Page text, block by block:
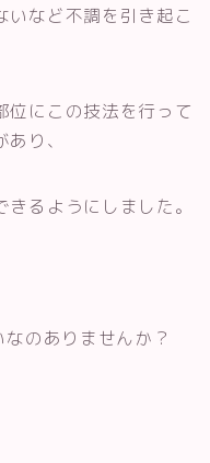
いなど不調を引き起こ
位にこの技法を行って
り、
るようにしました。
のありませんか？